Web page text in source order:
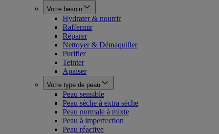
Votre besoin
Hydrater & nourrir
Raffermir
Réparer
Nettoyer & Démaquiller
Purifier
Teinter
Apaiser
Votre type de peau
Peau sensible
Peau sèche à extra sèche
Peau normale à mixte
Peau à imperfection
Peau réactive